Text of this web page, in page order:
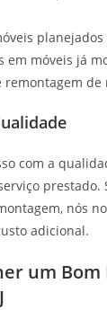
planejados
em móveis já
remontagem
com a
prestado.
nós
adicional.
um